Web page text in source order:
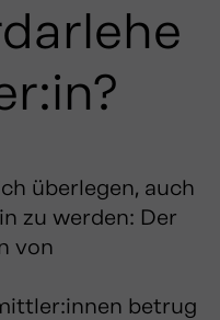
überlegen, auch
zu werden: Der
von
betrug